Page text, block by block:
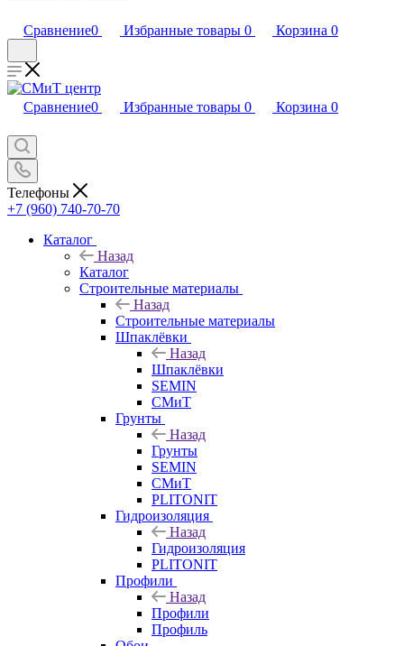
Сравнение0 Избранные товары 0 Корзина 0
Сравнение0 Избранные товары 0 Корзина 0
Телефоны
+7 (960) 740-70-70
Каталог
Назад
Каталог
Строительные материалы
Назад
Строительные материалы
Шпаклёвки
Назад
Шпаклёвки
SEMIN
СМиТ
Грунты
Назад
Грунты
SEMIN
СМиТ
PLITONIT
Гидроизоляция
Назад
Гидроизоляция
PLITONIT
Профили
Назад
Профили
Профиль